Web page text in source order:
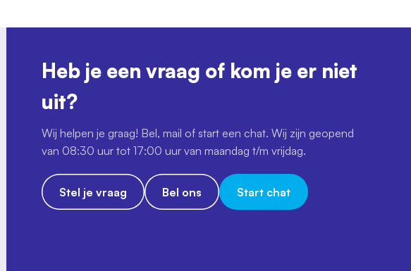
Heb je een vraag of kom je er niet
uit?
Wij helpen je graag! Bel, mail of start een chat. Wij zijn geopend
van 08:30 uur tot 17:00 uur van maandag t/m vrijdag.
Stel je vraag Bel ons Start chat